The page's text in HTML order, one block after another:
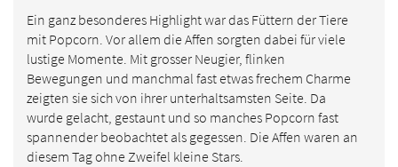
Ein ganz besonderes Highlight war das Füttern der Tiere
mit Popcorn. Vor allem die Affen sorgten dabei für viele
lustige Momente. Mit grosser Neugier, flinken
Bewegungen und manchmal fast etwas frechem Charme
zeigten sie sich von ihrer unterhaltsamsten Seite. Da
wurde gelacht, gestaunt und so manches Popcorn fast
spannender beobachtet als gegessen. Die Affen waren an
diesem Tag ohne Zweifel kleine Stars.